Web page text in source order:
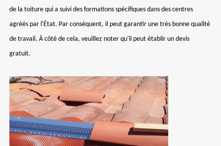
de la toiture qui a suivi des formations spécifiques dans des centres
agréés par l'État. Par conséquent, il peut garantir une très bonne qualité
de travail. À côté de cela, veuillez noter qu'il peut établir un devis
gratuit.